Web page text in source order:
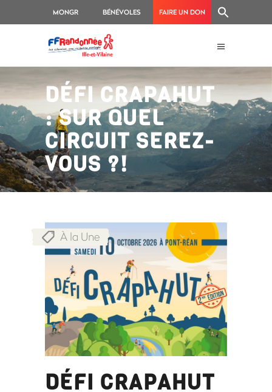
MONGR BÉNÉVOLES FAIRE UN DON
DÉFI CRAPAHUT
: SUR QUEL
CIRCUIT SEREZ-
VOUS ?!
À la Une
DÉFI CRAPAHUT